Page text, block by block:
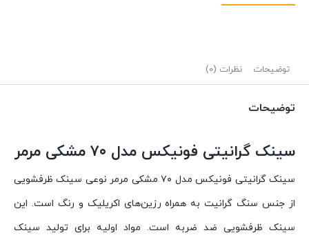
توضیحات نظرات (0)
توضیحات
سینک گرانیتی فونیکس مدل ۷۰ مشکی مرمر
سینک گرانیتی فونیکس مدل ۷۰ مشکی مرمر نوعی سینک ظرفشویی
از جنس سنگ گرانیت به همراه رزین‌های اکریلیک و رنگ است. این
سینک ظرفشویی ضد ضربه است. مواد اولیه برای تولید سینک